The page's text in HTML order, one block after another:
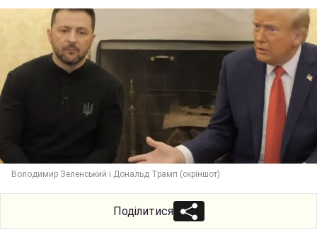
Володимир Зеленський і Дональд Трамп (скріншот)
Поділитися